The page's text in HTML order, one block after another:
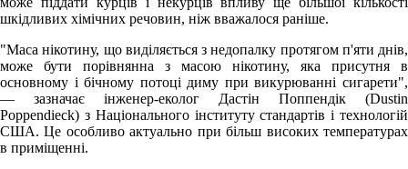
шкідливих хімічних речовин, ніж вважалося раніше.
"Маса нікотину, що виділяється з недопалку протягом п'яти днів,
може бути порівнянна з масою нікотину, яка присутня в
основному і бічному потоці диму при викурюванні сигарети",
— зазначає інженер-еколог Дастін Поппендік (Dustin
Poppendieck) з Національного інституту стандартів і технологій
США. Це особливо актуально при більш високих температурах
в приміщенні.